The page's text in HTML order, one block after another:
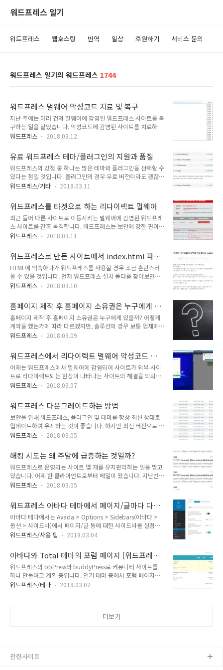
워드프레스 일기
워드프레스 웹호스팅 번역 일상 후원하기 서비스 문의
워드프레스 일기의 워드프레스 1744
워드프레스 멀웨어 악성코드 치료 및 복구
지난 주에는 여러 건의 멀웨어에 감염된 워드프레스 사이트를 복
구하는 일을 맡았습니다. 악성코드에 감염된 사이트를 치료하면
서 업데이트와 백업이 얼마나 중요한지 새삼 느끼게 되었습니다.
일에 한 번꼴로 계속 서버 과부하로 사이트가 차단되는 현상이
나타났습니다. 이 문제에 대해 닷홈에서는 다음과 같이 악의적
목적으로 판단되는 서비스나 기능을 구동하여 차단했다는 답변
을 준다고 하네요. 다름이 아니라 회원님께서 사용하시는 [ ] 웹
호스팅 계정에서 비 허용된 서버의 기능을 사용, 또는 악의적 목
닷홈에서는 shared와 같은 경우 서버 자원 점유율이 급격히 늘
어 서버에 과부하를 일으킬 수 있다고..
워드프레스 2018.03.12
유료 워드프레스 테마/플러그인의 지원과 품질
워드프레스의 강점 중 하나는 많은 테마와 플러그인을 선택할 수
있다는 점일 것입니다. 플러그인의 경우 무료 버전이라도 괜찮은
것이 많습니다. 가령 SEO용 플러그인으로 Yoast SEO나 All in
캐시 플러그인으로도 W3 Total Cache, WP Super Cache,
Hyper Cache 등 다양한 플러그인이 있어 사이트와 궁합이 맞는
것을 선택하여 이용할 수 있습니다. 심지어 최근에는 페이지 빌
더도 Elementor Page Builder 같은 괜찮은 플러그인이 나와
있습니다("무료 워드프레스 페이지 빌더 Elementor Page
많이 있지만, 단기간에 ..
워드프레스/기타 2018.03.11
워드프레스를 타겟으로 하는 리다이렉트 멀웨어
최근 들어 다른 사이트로 이동시키는 멀웨어에 감염된 워드프레
스 사이트를 간혹 목격합니다. 워드프레스는 보안에 강한 편이지
만 업데이트를 소홀히 하거나 약한 비밀번호를 사용하는 등 보안
습니다. 위의 동영상은 리다이렉트 악성코드에 감염된 사이트를
접속했을 때 다른 사이트로 리디렉션되는 것을 캡처한 것입니다.
문제는 방문자가 멀웨어에 감염된 사이트를 방문하면 이상한 사
이트로 이동하지만, 관리자가 사이트에 접속하면 별 특이점이 나
타나지 않는다는 점입니다. 그래서 사이트가 악성코드에 감염되
할 수 있는 적기를 놓칠 수 있습니다. 항상 백업을 해놓는 것이
중요합니다. 그러면 멀웨어에 감염되거나 해킹..
워드프레스 2018.03.11
워드프레스로 만든 사이트에서 index.html 파일
을 어떻게 찾을 수 있을까?
HTML에 익숙하다가 워드프레스를 사용할 경우 조금 혼란스러
울 수 있을 것입니다. 먼저 워드프레스 설치 폴더를 찾아보면
index.html 파일이 없습니다. 대신 index.php, header.php...
먼저 알 것은 워드프레스는 HTML 템플릿과 달리 PHP 기반이기
때문에 index.html 파일이 없습니다. 먼저 PHP가 어떻게 작동
하는지 조금 이해하면 도움이 될 것입니다. 워드프레스 블로그
페이지 요청 구조 그리고 워드프레스에서 수정, 변경 작업을 하
려면 워드프레스에 사용법에 대한 기본적인 이해가 필요합니다.
여 보는 것이 좋습니다. 비록 책을 보더라도 워드프레스를 잘..
워드프레스 2018.03.10
홈페이지 제작 후 홈페이지 소유권은 누구에게 있
을까?
홈페이지 제작 후 홈페이지 소유권은 누구에게 있을까? 어떻게
계약을 했는가에 따라 다르겠지만, 솔루션의 경우 보통 업체에게
있겠지만, 일반적인 경우에는 돈을 내고 제작을 의뢰한 고객에게
생각하는 제작자도 간혹 있는 것 같습니다. 홈페이지를 제작해주
면 고객이 넘겨받아서 알아서 수정하여 사용하는 경우가 보통 같
습니다. 하지만 홈페이지를 관리할 인력이나 여력이 없는 경우
제작자에게 일임하여 관리하도록 맡기는 경우도 많습니다. FTP
정보 등 주요 정보를 넘겨달라고 요청하면 간혹 많은 비용을 요
고, 또 웹호스팅과 도메인은 조금 귀찮더라도 직접 가입하고 등
록하는 것이 안전합니다. 업체에 일임했다..
워드프레스 2018.03.09
워드프레스에서 리다이렉트 멀웨어 악성코드 감
염 해결
어제는 워드프레스에서 멀웨어에 감염되어 사이트가 외부 사이
트로 리다이렉트되는 현상이 나타나는 사이트의 해결을 의뢰받
아 문제를 수정했습니다. 워드프레스에서 리다이렉트 멀웨어 악
로 유지보수 중이라는 페이지를 내걸고 있었습니다. 사이트를 방
문하면 위의 그림과 같이 이상한 페이지로 이동하는 현상이 나타
났다고 하네요. 사이트를 스캔해보니 악성코드가 있다는 경고가
발생했습니다. 본래 지난 달에 문제가 발생했는데, 처음 문제가
발생하자 웹호스팅의 복구 기능을 사용하여 문제가 없던 시점으
날에 또 문제가 발생했고, 다시 복원했지만 이제는 문제가 해결
되지 않았다고 하네요. 근본적인 문제를 해결하지 않고..
워드프레스 2018.03.07
워드프레스 다운그레이드하는 방법
보안을 위해 워드프레스, 플러그인 및 테마를 항상 최신 상태로
업데이트하여 유지하는 것이 좋습니다. 하지만 최신 버전으로 업
데이트하면 간혹 워드프레스 사이트가 제대로 작동하지 않을 수
하지 않는 경우 버그가 수정될 때까지 이전 버전으로 다운그레이
드할 수 있습니다. 워드프레스를 이전 버전으로 되돌리려면 먼저
워드프레스 사이트에 접속하여 이전 버전을 다운로드하도록 합
니다. 다음 페이지에서 이전 버전을 다운로드할 수 있습니다.
https://wordpress.org/download/release-archive/ 링크
드프레스 리스트가 표시됩니다. 원하는 버전의 zip 파일을 다운
로드하도록 합니..
워드프레스 2018.03.05
해킹 시도는 왜 주말에 급증하는 것일까?
워드프레스로 운영되는 사이트 몇 개를 유지관리하는 일을 맡고
있습니다. 어제 한 클라이언트로부터 메일이 왔습니다. 지난번에
제 메일로 notification이 너무 많이와서 메일드렸었는데요, 현
온다고 본사에서 연락이 오네요. 첨부파일로 전달드리는 것처럼
같은 시간에 스팸처럼 너무 많이 와서요.. 얼마 전에 Bluehost에
서 너무 많은 이메일이 온다고 하여 살펴보니 서버에 어떤 이벤
트가 발생할 때마다 알림이 제공되도록 설정되어 있었습니다. 그
래서 중요한 이벤트가 있을 때에만 알림이 전송되도록 바꾸어주
메일이 연속적으로 계속 전송되는 문제가 발생한다고 하네요. 살
펴..
워드프레스 2018.03.05
워드프레스 아바다 테마에서 페이지/글마다 다른
사이드바 사용하기
아바다 테마에서는 Avada > Options > Sidebars(아바다 >
옵션 > 사이드바)에서 페이지/글 등에 대한 사이드바를 설정할
수 있습니다. 개별 페이지/포트폴리오 글/블로그 글에서 별도로
로 적용됩니다. 워드프레스 아바다 테마에서 페이지/글마다 다
른 사이드바 사용하기 개별 페이지/글마다 다른 사이드바를 지
정하려면 Fusion Page Options(퓨전 페이지 옵션)에서 다른
사이드바를 지정할 수 있습니다. 아바다는 세세한 부분까지 옵션
으로 지정할 수 있도록 테마 옵션/페이지 옵션을 제공합니다. 참
워드프레스/사용 팁 2018.03.04
아바다와 Total 테마의 포럼 페이지 [워드프레스
커뮤니티]
워드프레스의 bbPress와 buddyPress로 커뮤니티 사이트를
하나 만들려고 계획 중입니다. 인기 테마 중에서 포럼 페이지를
제공하는 테마로 아바다(Avada)와 토털(Total) 테마 정도가 있
현재 판매 4위를 기록하고 있는 테마입니다. 아바다에서 제공하
워드프레스/테마 2018.03.02
더보기
관련사이트